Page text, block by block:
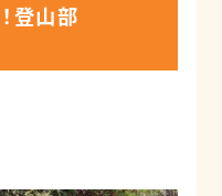
登山部